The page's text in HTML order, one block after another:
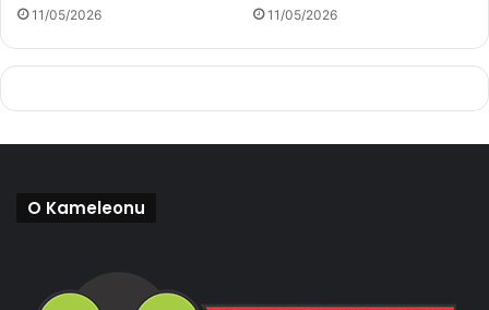
11/05/2026 11/05/2026
O Kameleonu